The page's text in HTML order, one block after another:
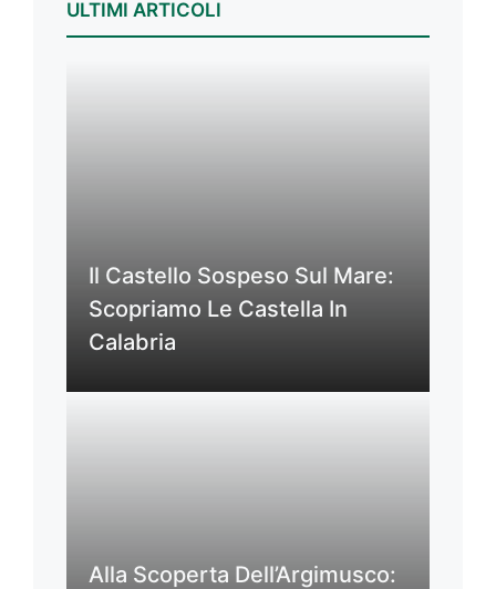
ULTIMI ARTICOLI
Il Castello Sospeso Sul Mare:
Scopriamo Le Castella In
Calabria
Alla Scoperta Dell’Argimusco: